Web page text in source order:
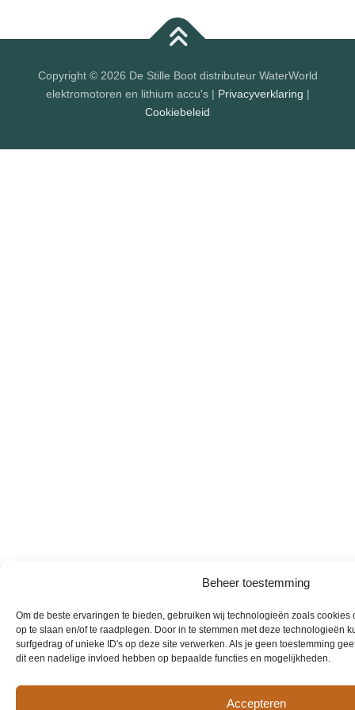
Beheer toestemming
Om de beste ervaringen te bieden, gebruiken wij technologieën zoals cookies
op te slaan en/of te raadplegen. Door in te stemmen met deze technologieën
surfgedrag of unieke ID's op deze site verwerken. Als je geen toestemming
dit een nadelige invloed hebben op bepaalde functies en mogelijkheden.
Accepteren
Copyright © 2026 De Stille Boot distributeur WaterWorld
elektromotoren en lithium accu's | Privacyverklaring |
Cookiebeleid